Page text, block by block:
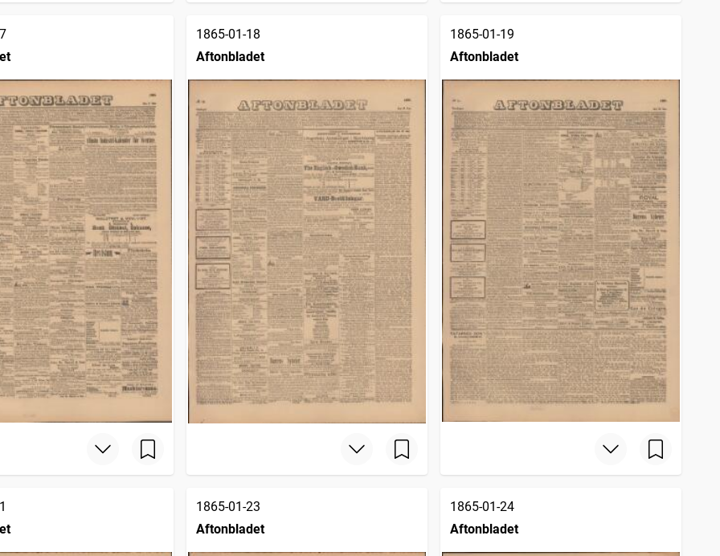
1865-01-18
Aftonbladet
1865-01-19
Aftonbladet
1865-01-23
Aftonbladet
1865-01-24
Aftonbladet